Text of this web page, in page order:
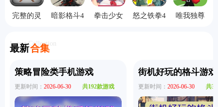
完整的灵
暗影格斗4
拳击少女
怒之铁拳4
唯我独尊
最新合集
Latest Collection
策略冒险类手机游戏
更新时间： 2026-06-30 共192款游戏
街机好玩的格斗游戏
更新时间： 2026-06-30 共